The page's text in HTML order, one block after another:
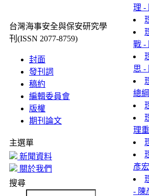
台灣海事安全與保安研究學
刊(ISSN 2077-8759)
封面
發刊詞
稿約
編輯委員會
版權
期刊論文
主選單
新聞資料
關於我們
搜尋
理 -
戰 -
思 -
總
理
彥宏
- 陳